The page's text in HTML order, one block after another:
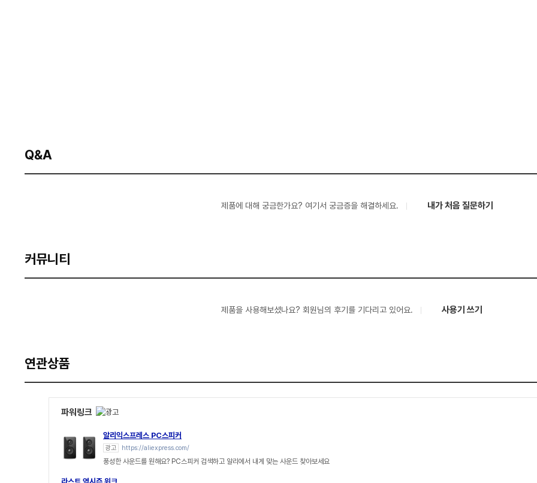
Q&A
제품에 대해 궁금한가요? 여기서 궁금증을 해결하세요. 내가 처음 질문하기
커뮤니티
제품을 사용해보셨나요? 회원님의 후기를 기다리고 있어요. 사용기 쓰기
연관상품
파워링크
알리익스프레스 PC스피커
광고 https://aliexpress.com/
풍성한 사운드를 원해요? PC스피커 검색하고 알리에서 내게 맞는 사운드 찾아보세요